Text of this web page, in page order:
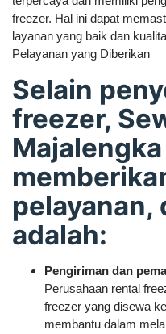
freezer. Hal ini dapat
layanan yang baik dan
Pelayanan yang Diberikan
Selain
freezer,
pelayanan,
adalah:
Pengiriman dan
Perusahaan rental
freezer yang disewa
membantu dalam